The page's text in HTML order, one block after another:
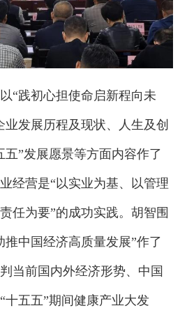
践初心担使命启新程向未
发展历程及现状、人生及创
五”发展愿景等方面内容作了
经营是“以实业为基、以管理
任为要”的成功实践。胡智围
中国经济高质量发展”作了
当前国内外经济形势、中国
十五五”期间健康产业大发